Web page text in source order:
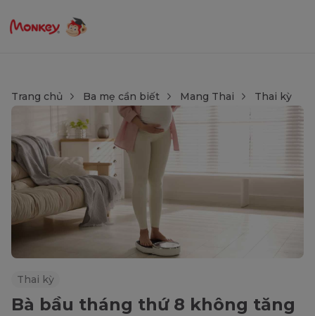
Trang chủ Ba mẹ cần biết Mang Thai Thai kỳ
Thai kỳ
Bà bầu tháng thứ 8 không tăng